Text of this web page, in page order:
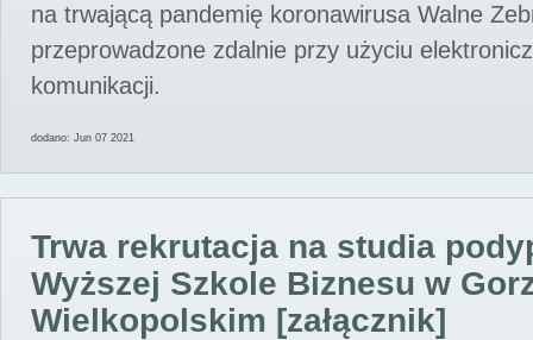
na trwającą pandemię koronawirusa Walne
przeprowadzone zdalnie przy użyciu
komunikacji.
dodano: Jun 07 2021
Trwa rekrutacja na studia
Wyższej Szkole Biznesu w
Wielkopolskim [załącznik]